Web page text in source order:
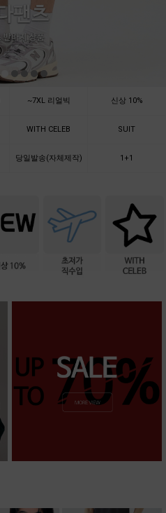
~7XL 리얼빅 신상 10%
WITH CELEB SUIT
당일발송(자체제작) 1+1